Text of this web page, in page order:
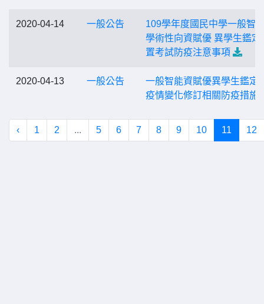
2020-04-14 一般公告
109學年度國民中學一般智
學術性向資賦優 異學生鑑定
置考試防疫注意事項
2020-04-13 一般公告
一般智能資賦優異學生鑑定
疫情變化修訂相關防疫措施
‹ 1 2 ... 5 6 7 8 9 10 11 12